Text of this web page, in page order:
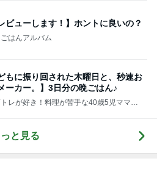
ビューします！】ホントに良いの？
ごはんアルバム
もに振り回された木曜日と、秒速お
ーカー。】3日分の晩ごはん♪
レが好き！料理が苦手な40歳5児ママ主
と見る